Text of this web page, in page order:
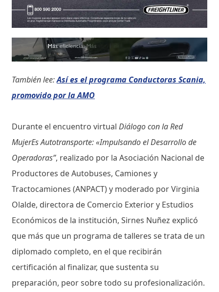
También lee:Así es el programa Conductoras Scania,
promovido por la AMO
Durante el encuentro virtual Diálogo con la Red
MujerEs Autotransporte: «Impulsando el Desarrollo de
Operadoras”, realizado por la Asociación Nacional de
Productores de Autobuses, Camiones y
Tractocamiones (ANPACT) y moderado por Virginia
Olalde, directora de Comercio Exterior y Estudios
Económicos de la institución, Sirnes Nuñez explicó
que más que un programa de talleres se trata de un
diplomado completo, en el que recibirán
certificación al finalizar, que sustenta su
preparación, peor sobre todo su profesionalización.